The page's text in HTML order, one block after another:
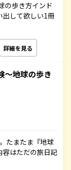
の歩き方インド
して欲しい1冊
詳細を見る
～地球の歩き
たまたま『地球
容はただの旅日記